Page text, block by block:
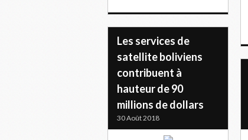
Les services de
satellite boliviens
contribuent à
hauteur de 90
millions de dollars
30 Août 2018